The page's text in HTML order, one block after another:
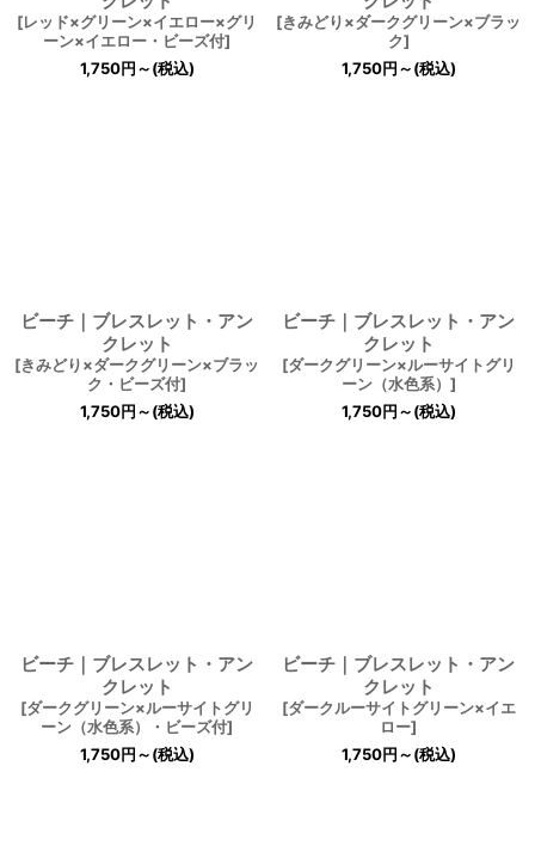
[レッド×グリーン×イエロー×グリ
ーン×イエロー・ビーズ付]
1,750円～(税込)
[きみどり×ダークグリーン×ブラッ
ク]
1,750円～(税込)
ビーチ｜ブレスレット・アン
クレット
[きみどり×ダークグリーン×ブラッ
ク・ビーズ付]
1,750円～(税込)
ビーチ｜ブレスレット・アン
クレット
[ダークグリーン×ルーサイトグリ
ーン（水色系） ]
1,750円～(税込)
ビーチ｜ブレスレット・アン
クレット
[ダークグリーン×ルーサイトグリ
ーン（水色系）・ビーズ付]
1,750円～(税込)
ビーチ｜ブレスレット・アン
クレット
[ダークルーサイトグリーン×イエ
ロー]
1,750円～(税込)